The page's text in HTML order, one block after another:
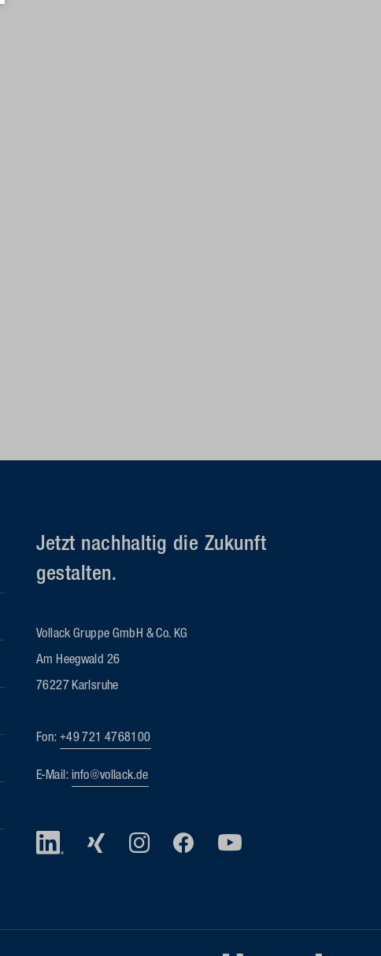
Jetzt nachhaltig die Zukunft
gestalten.
Vollack Gruppe GmbH & Co. KG
Am Heegwald 26
76227 Karlsruhe
Fon: +49 721 4768100
E-Mail:info@vollack.de